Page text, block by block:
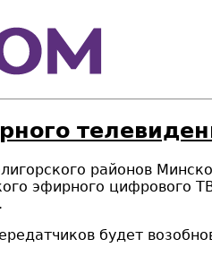
районов
эфирного цифрового
будет